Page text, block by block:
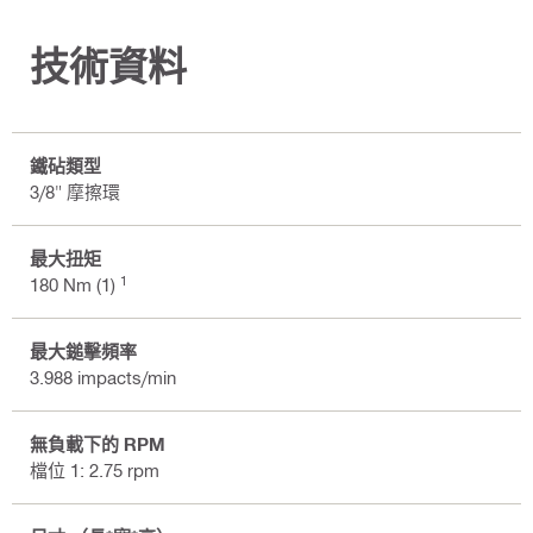
技術資料
鐵砧類型
3/8" 摩擦環
最大扭矩
180 Nm (1) 1
最大鎚擊頻率
3.988 impacts/min
無負載下的 RPM
檔位 1: 2.75 rpm